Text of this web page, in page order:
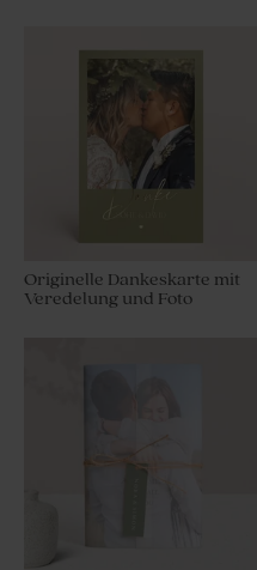
Originelle Dankeskarte mit
Veredelung und Foto